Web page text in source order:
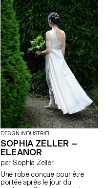
abat-jour destinés à des
luminaires de plafond, muraux,
sur pied, de chevet, de table ou
portables. L’accent a été mis
sur l’expérimentation et le jeu —
en testant les possibilités et les
limites du papier, de la lumière,
de la couleur et de la forme
pour développer de nouvelles
expressions lumineuses.
DESIGN INDUSTRIEL
SOPHIA ZELLER –
ELEANOR
par Sophia Zeller
Une robe conçue pour être
portée après le jour du